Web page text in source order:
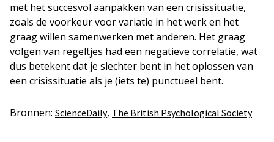
met het succesvol aanpakken van een crisissituatie,
zoals de voorkeur voor variatie in het werk en het
graag willen samenwerken met anderen. Het graag
volgen van regeltjes had een negatieve correlatie, wat
dus betekent dat je slechter bent in het oplossen van
een crisissituatie als je (iets te) punctueel bent.
Bronnen: ScienceDaily, The British Psychological Society